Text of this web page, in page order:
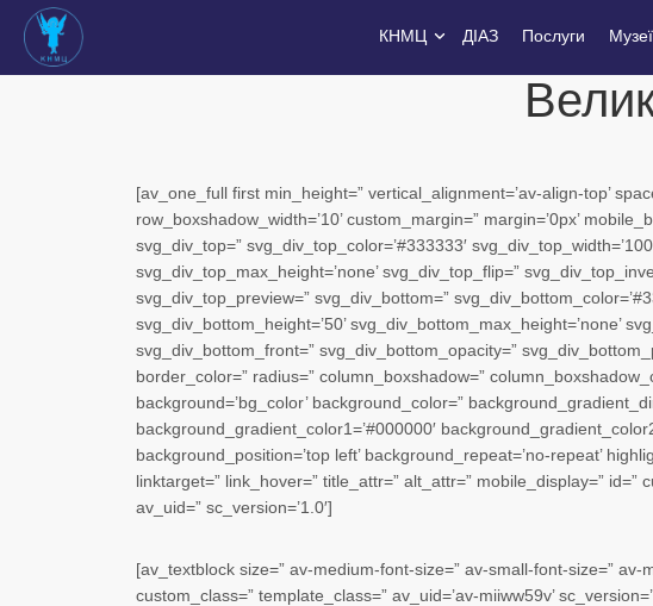
КНМЦ ДІАЗ Послуги
[av_one_full first min_height=” vertical_alignment=’av-align-top’
row_boxshadow_width=’10’ custom_margin=” margin=’0px’
svg_div_top=” svg_div_top_color=’#333333′
svg_div_top_max_height=’none’ svg_div_top_flip=”
svg_div_top_preview=” svg_div_bottom=”
svg_div_bottom_height=’50’ svg_div_bottom_max_height=’none’
svg_div_bottom_front=” svg_div_bottom_opacity=”
border_color=” radius=” column_boxshadow=”
background=’bg_color’ background_color=”
background_gradient_color1=’#000000′
background_position=’top left’ background_repeat=’no-repeat’
linktarget=” link_hover=” title_attr=” alt_attr=” mobile_display=” id=”
av_uid=” sc_version=’1.0′]
[av_textblock size=” av-medium-font-size=” av-small-font-size=” av-
custom_class=” template_class=” av_uid=’av-miiww59v’